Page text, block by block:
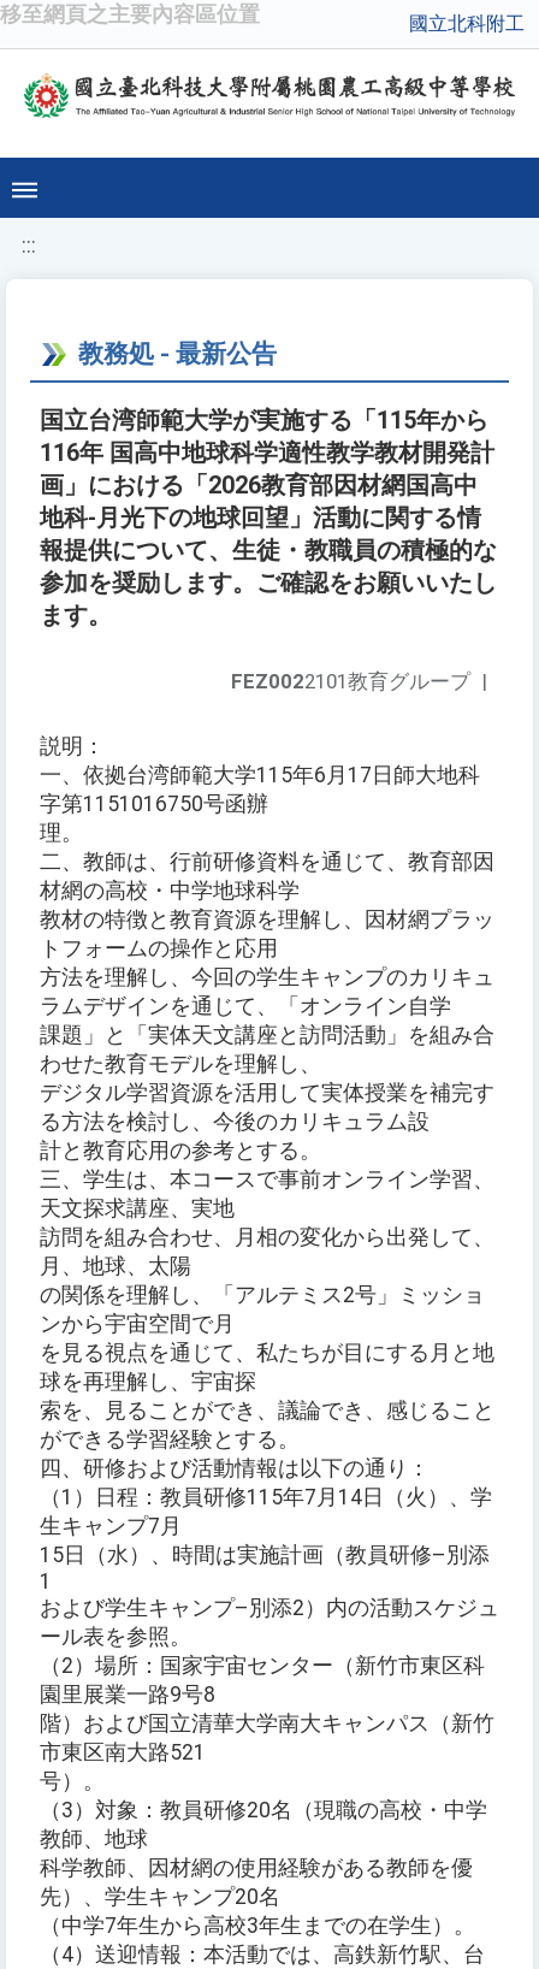
移至網頁之主要內容區位置 國立北科附工
:::
教務処 - 最新公告
国立台湾師範大学が実施する「115年から
116年 国高中地球科学適性教学教材開発計
画」における「2026教育部因材網国高中
地科-月光下の地球回望」活動に関する情
報提供について、生徒・教職員の積極的な
参加を奨励します。ご確認をお願いいたし
ます。
FEZ0022101教育グループ |
説明：
一、依拠台湾師範大学115年6月17日師大地科
字第1151016750号函辦
理。
二、教師は、行前研修資料を通じて、教育部因
材網の高校・中学地球科学
教材の特徴と教育資源を理解し、因材網プラッ
トフォームの操作と応用
方法を理解し、今回の学生キャンプのカリキュ
ラムデザインを通じて、「オンライン自学
課題」と「実体天文講座と訪問活動」を組み合
わせた教育モデルを理解し、
デジタル学習資源を活用して実体授業を補完す
る方法を検討し、今後のカリキュラム設
計と教育応用の参考とする。
三、学生は、本コースで事前オンライン学習、
天文探求講座、実地
訪問を組み合わせ、月相の変化から出発して、
月、地球、太陽
の関係を理解し、「アルテミス2号」ミッショ
ンから宇宙空間で月
を見る視点を通じて、私たちが目にする月と地
球を再理解し、宇宙探
索を、見ることができ、議論でき、感じること
ができる学習経験とする。
四、研修および活動情報は以下の通り：
（1）日程：教員研修115年7月14日（火）、学
生キャンプ7月
15日（水）、時間は実施計画（教員研修–別添
1
および学生キャンプ–別添2）内の活動スケジュ
ール表を参照。
（2）場所：国家宇宙センター（新竹市東区科
園里展業一路9号8
階）および国立清華大学南大キャンパス（新竹
市東区南大路521
号）。
（3）対象：教員研修20名（現職の高校・中学
教師、地球
科学教師、因材網の使用経験がある教師を優
先）、学生キャンプ20名
（中学7年生から高校3年生までの在学生）。
（4）送迎情報：本活動では、高鉄新竹駅、台